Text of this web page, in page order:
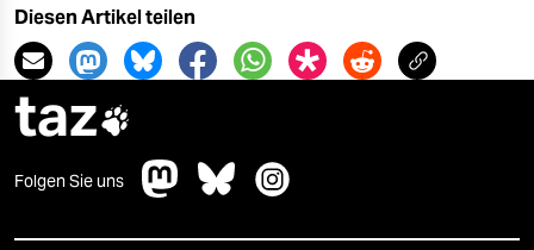
Diesen Artikel teilen
taz
Folgen Sie uns